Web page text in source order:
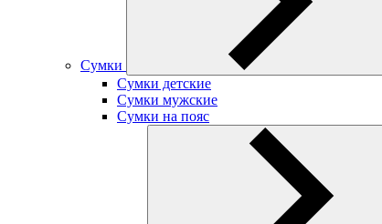
Сумки
Сумки детские
Сумки мужские
Сумки на пояс